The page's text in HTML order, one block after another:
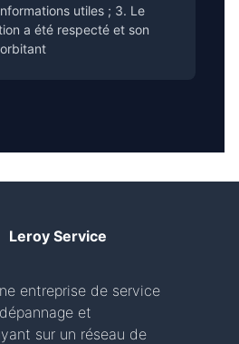
utiles ; 3. Le
a été respecté et son
Leroy Service
entreprise de service
et
sur un réseau de